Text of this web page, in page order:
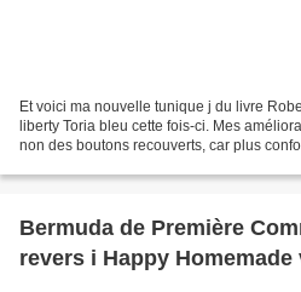
Et voici ma nouvelle tunique j du livre
liberty Toria bleu cette fois-ci. Mes
non des boutons recouverts, car plus
Bermuda de Première
revers i Happy Homemade